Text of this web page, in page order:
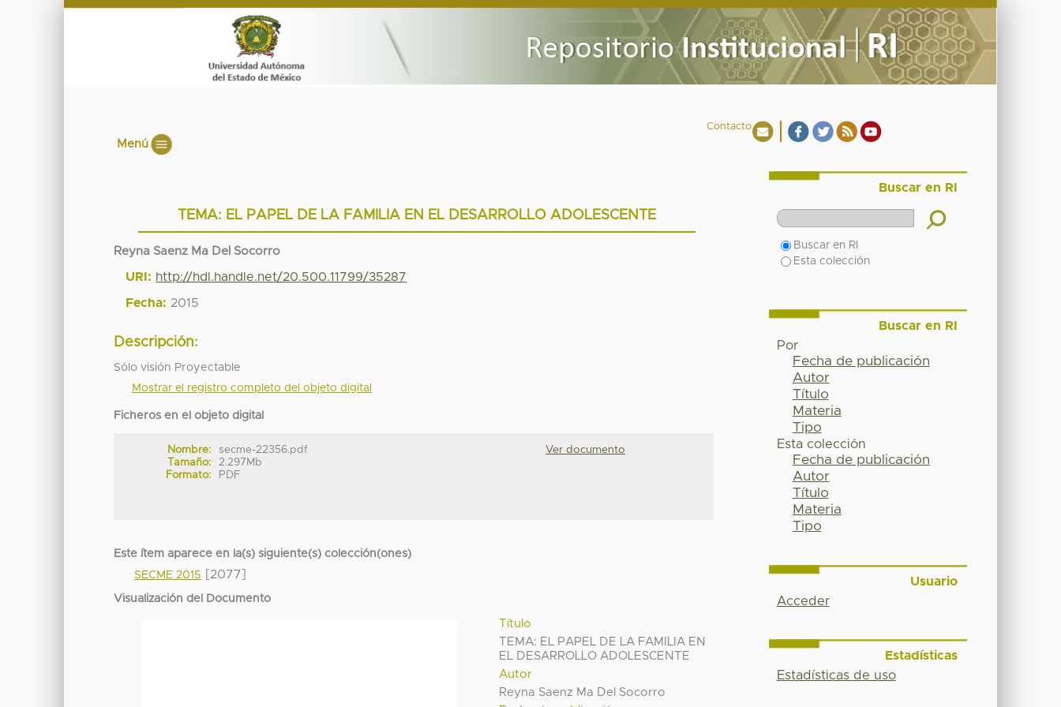
Contacto
Menú
TEMA: EL PAPEL DE LA FAMILIA EN EL DESARROLLO ADOLESCENTE
Reyna Saenz Ma Del Socorro
URI: http://hdl.handle.net/20.500.11799/35287
Fecha: 2015
Descripción:
Sólo visión Proyectable
Mostrar el registro completo del objeto digital
Ficheros en el objeto digital
Nombre:
secme-22356.pdf
Tamaño:
2.297Mb
Formato:
PDF
Ver documento
Este ítem aparece en la(s) siguiente(s) colección(ones)
SECME 2015
[2077]
Visualización del Documento
Título
TEMA: EL PAPEL DE LA FAMILIA EN
EL DESARROLLO ADOLESCENTE
Autor
Reyna Saenz Ma Del Socorro
Buscar en RI
Buscar en RI
Esta colección
Buscar en RI
Por
Fecha de publicación
Autor
Título
Materia
Tipo
Esta colección
Fecha de publicación
Autor
Título
Materia
Tipo
Usuario
Acceder
Estadísticas
Estadísticas de uso